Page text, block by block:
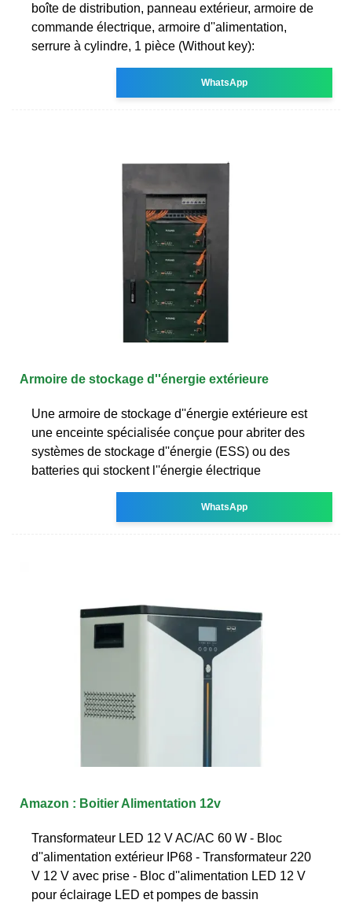
boîte de distribution, panneau extérieur, armoire de
commande électrique, armoire d''alimentation,
serrure à cylindre, 1 pièce (Without key):
WhatsApp
Armoire de stockage d''énergie extérieure
Une armoire de stockage d''énergie extérieure est
une enceinte spécialisée conçue pour abriter des
systèmes de stockage d''énergie (ESS) ou des
batteries qui stockent l''énergie électrique
WhatsApp
Amazon : Boitier Alimentation 12v
Transformateur LED 12 V AC/AC 60 W - Bloc
d''alimentation extérieur IP68 - Transformateur 220
V 12 V avec prise - Bloc d''alimentation LED 12 V
pour éclairage LED et pompes de bassin